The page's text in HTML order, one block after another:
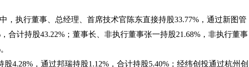
，执行董事、总经理、首席技术官陈东直接持股33.77%，通过新图管
合计持股43.22%；董事长、非执行董事张一持股21.68%，非执行董事
4.28%，通过邦瑞持股1.12%，合计持股5.40%；经纬创投通过杭州创